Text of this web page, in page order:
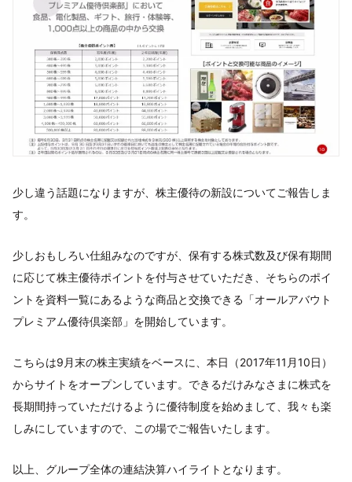
少し違う話題になりますが、株主優待の新設についてご報告しま
す。
少しおもしろい仕組みなのですが、保有する株式数及び保有期間
に応じて株主優待ポイントを付与させていただき、そちらのポイ
ントを資料一覧にあるような商品と交換できる「オールアバウト
プレミアム優待倶楽部」を開始しています。
こちらは9月末の株主実績をベースに、本日（2017年11月10日）
からサイトをオープンしています。できるだけみなさまに株式を
長期間持っていただけるように優待制度を始めまして、我々も楽
しみにしていますので、この場でご報告いたします。
以上、グループ全体の連結決算ハイライトとなります。